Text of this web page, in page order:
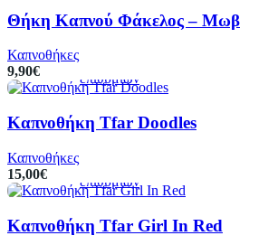
Θήκη Καπνού Φάκελος – Μωβ
Καπνοθήκες
9,90€
Προσθήκη
καλάθι
Προεπισκόπηση
Πρόσθήκη
επιθυμιών
Καπνοθήκη Tfar Doodles
Καπνοθήκες
15,00€
Προσθήκη
καλάθι
Προεπισκόπηση
Πρόσθήκη
επιθυμιών
Καπνοθήκη Tfar Girl In Red
ΠροσθήκηΠροεπισκόπηση
Πρόσθήκη